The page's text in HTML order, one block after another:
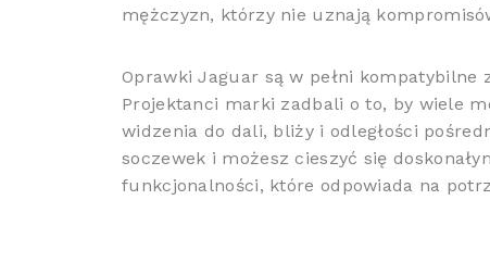
mężczyzn, którzy nie uznają
Oprawki Jaguar są w pełni
Projektanci marki zadbali o to, by wiele
widzenia do dali, bliży i odległości
soczewek i możesz cieszyć się
funkcjonalności, które odpowiada na